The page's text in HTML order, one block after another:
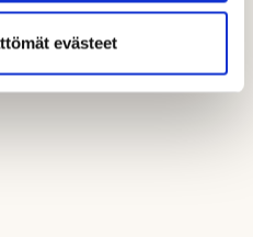
evästeet